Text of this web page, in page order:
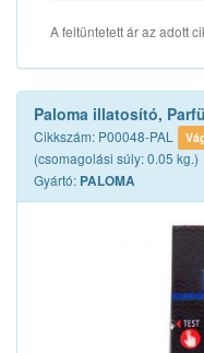
A feltüntetett ár az adott
Paloma illatosító,
Cikkszám: P00048-PAL
(csomagolási súly: 0.05 kg.)
Gyártó: PALOMA